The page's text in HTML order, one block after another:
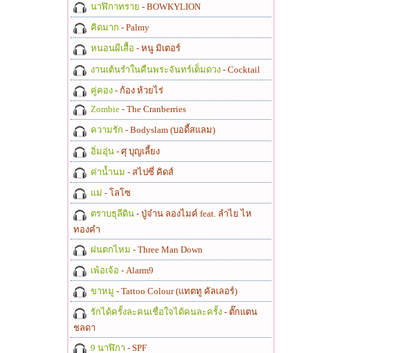
นาฬิกาทราย - BOWKYLION
คิดมาก - Palmy
หนอนผีเสื้อ - หนู มิเตอร์
งานเต้นรำในคืนพระจันทร์เต็มดวง - Cocktail
คู่คอง - ก้อง ห้วยไร่
Zombie - The Cranberries
ความรัก - Bodyslam (บอดี้สแลม)
อิ่มอุ่น - ศุ บุญเลี้ยง
ค่าน้ำนม - สไปซี่ คิดส์
แม่ - โลโซ
ตราบธุลีดิน - ปู่จ๋าน ลองไมค์ feat. ลำไย ไห
ทองคำ
ฝนตกไหม - Three Man Down
เพ้อเจ้อ - Alarm9
ขาหมู - Tattoo Colour (แทตทู คัลเลอร์)
รักได้ครั้งละคนเชื่อใจได้คนละครั้ง - ตั๊กแตน
ชลดา
9 นาฬิกา - SPF